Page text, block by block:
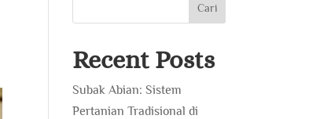
Cari
Recent Posts
Subak Abian: Sistem
Pertanian Tradisional di